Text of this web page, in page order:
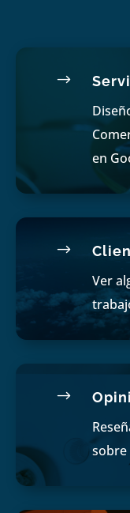
$
en
$
Ver
$